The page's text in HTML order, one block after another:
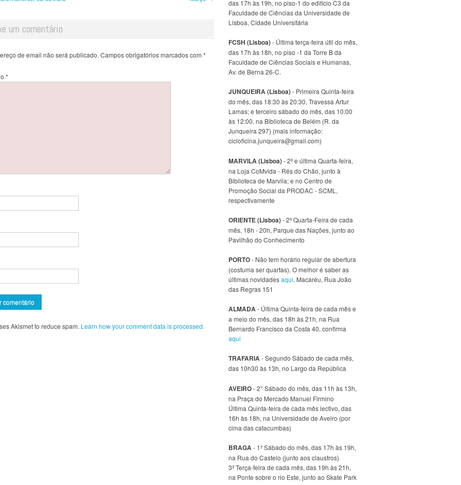
um comentário
de email não será publicado.Campos obrigatórios marcados com *
*
Akismet to reduce spam. Learn how your comment data is processed.
das 17h às 19h, no piso-1 do edifício C3 da
Faculdade de Ciências da Universidade de
Lisboa, Cidade Universitária
FCSH (Lisboa)- Última terça-feira útil do mês,
das 17h às 18h, no piso -1 da Torre B da
Faculdade de Ciências Sociais e Humanas,
Av. de Berna 26-C.
JUNQUEIRA (Lisboa)- Primeira Quinta-feira
do mês, das 18:30 às 20:30, Travessa Artur
Lamas; e terceiro sábado do mês, das 10:00
às 12:00, na Biblioteca de Belém (R. da
Junqueira 297) (mais informação:
cicloficina.junqueira@gmail.com)
MARVILA (Lisboa)- 2ª e última Quarta-feira,
na Loja CoMvida - Rés do Chão, junto à
Biblioteca de Marvila; e no Centro de
Promoção Social da PRODAC - SCML,
respectivamente
ORIENTE (Lisboa)- 2ª Quarta-Feira de cada
mês, 18h - 20h, Parque das Nações, junto ao
Pavilhão do Conhecimento
PORTO- Não tem horário regular de abertura
(costuma ser quartas). O melhor é saber as
últimas novidadesaqui. Macaréu, Rua João
das Regras 151
ALMADA- Última Quinta-feira de cada mês e
a meio do mês, das 18h às 21h, na Rua
Bernardo Francisco da Costa 40, confirma
aqui
TRAFARIA- Segundo Sábado de cada mês,
das 10h30 às 13h, no Largo da República
AVEIRO- 2° Sábado do mês, das 11h às 13h,
na Praça do Mercado Manuel Firmino
Última Quinta-feira de cada mês lectivo, das
16h às 18h, na Universidade de Aveiro (por
cima das catacumbas)
BRAGA- 1º Sábado do mês, das 17h às 19h,
na Rua do Castelo (junto aos claustros)
3ª Terça-feira de cada mês, das 19h às 21h,
na Ponte sobre o rio Este, junto ao Skate Park